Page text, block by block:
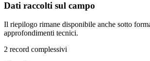
Dati raccolti sul campo
Il riepilogo rimane disponibile anche sotto
approfondimenti tecnici.
2 record complessivi